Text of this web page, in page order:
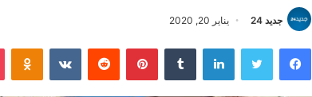
جديد 24 يناير 20, 2020
فيسبوك تويتر لينكدإن بينتيريست